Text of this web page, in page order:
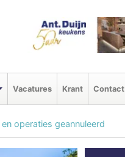
Vacatures Krant Contact
operaties geannuleerd